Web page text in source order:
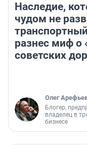
Наследие,
чудом не
разнес миф о
советских
Олег
Блогер,
владелец в
бизнесе